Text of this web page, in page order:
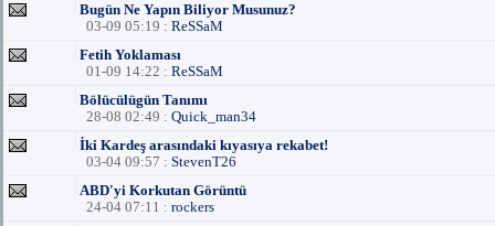
Bugün Ne Yapın Biliyor Musunuz?
03-09 05:19 : ReSSaM
Fetih Yoklaması
01-09 14:22 : ReSSaM
Bölücülügün Tanımı
28-08 02:49 : Quick_man34
İki Kardeş arasındaki kıyasıya rekabet!
03-04 09:57 : StevenT26
ABD'yi Korkutan Görüntü
24-04 07:11 : rockers